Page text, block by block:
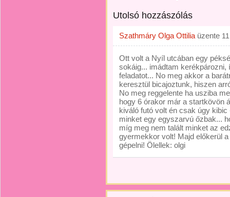
Utolsó hozzászólás
Szathmáry Olga Ottilia üzente
Ott volt a Nyíl utcában egy
sokáig... imádtam
feladatot... No meg akkor a
keresztül bicajoztunk, hiszen
No meg reggelente ha usziba
hogy 6 órakor már a startkövön
kiváló futó volt én csak úgy
minket egy egyszarvú őzbak...
míg meg nem talált minket az
gyermekkor volt! Majd előkerül
gépelni! Ölellek: olgi